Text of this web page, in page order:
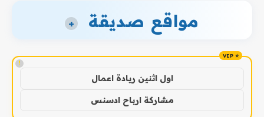
مواقع صديقة +
!
اول اثنين ريادة اعمال
مشاركة ارباح ادسنس